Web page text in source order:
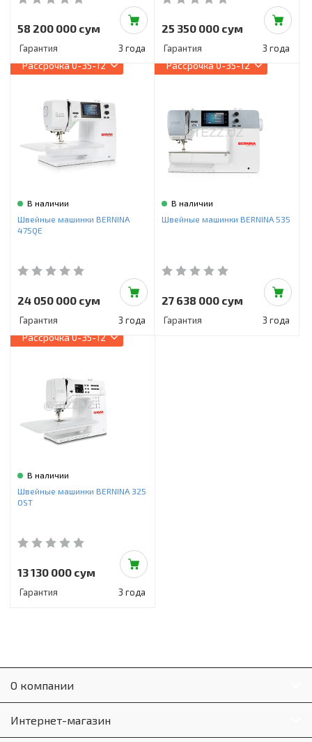
58 200 000 сум
Гарантия 3 года
25 350 000 сум
Гарантия 3 года
Рассрочка0-35-12
В наличии
Швейные машинки BERNINA
475QE
24 050 000 сум
Гарантия 3 года
Рассрочка0-35-12
В наличии
Швейные машинки BERNINA 535
27 638 000 сум
Гарантия 3 года
Рассрочка0-35-12
В наличии
Швейные машинки BERNINA 325
OST
13 130 000 сум
Гарантия 3 года
О компании
Интернет-магазин